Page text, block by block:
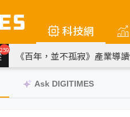
科技網
259 《百年，並不孤寂》產業導讀
Ask DIGITIMES